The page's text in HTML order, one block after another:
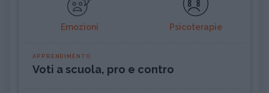
Emozioni Psicoterapie
APPRENDIMENTO
Voti a scuola, pro e contro